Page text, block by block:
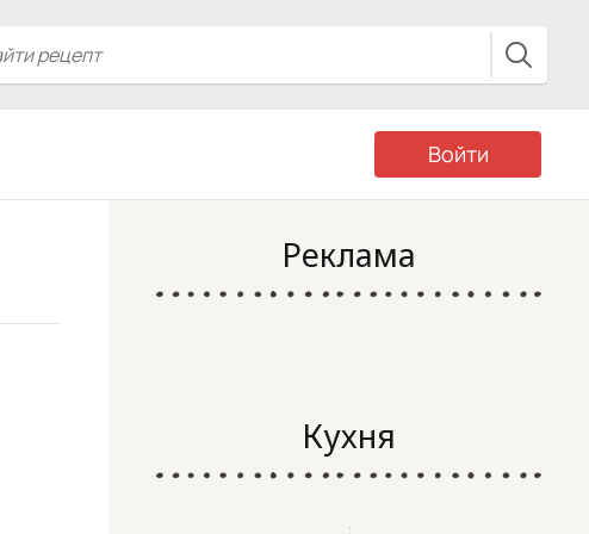
Войти
Реклама
Кухня